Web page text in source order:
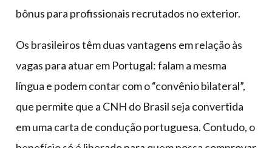
bônus para profissionais recrutados no exterior.
Os brasileiros têm duas vantagens em relação às
vagas para atuar em Portugal: falam a mesma
língua e podem contar com o “convênio bilateral”,
que permite que a CNH do Brasil seja convertida
em uma carta de condução portuguesa. Contudo, o